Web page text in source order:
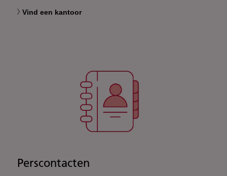
Vind een kantoor
Perscontacten